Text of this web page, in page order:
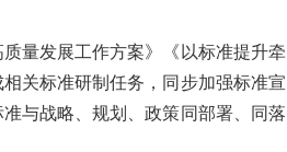
量发展工作方案》《以标准提升牵
关标准研制任务，同步加强标准宣
与战略、规划、政策同部署、同落